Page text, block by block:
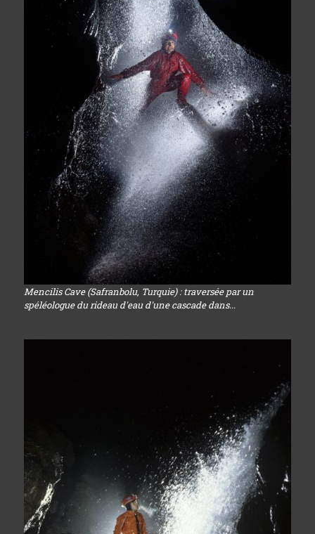
Mencilis Cave (Safranbolu, Turquie) : traversée par un
spéléologue du rideau d'eau d'une cascade dans...